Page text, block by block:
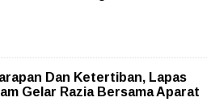
Dan Ketertiban, Lapas
Gelar Razia Bersama Aparat